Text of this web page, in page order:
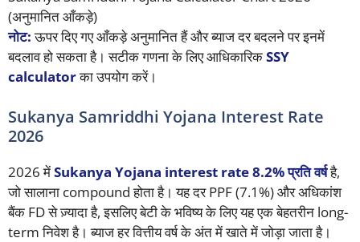
(अनुमानित आँकड़े)
नोट:ऊपर दिए गए आँकड़े अनुमानित हैं और ब्याज दर बदलने पर इनमें
बदलाव हो सकता है। सटीक गणना के लिए आधिकारिकSSY
calculatorका उपयोग करें।
Sukanya Samriddhi Yojana Interest Rate
2026
2026 मेंSukanya Yojana interest rate 8.2% प्रति वर्षहै,
जो सालाना compound होता है। यह दर PPF (7.1%) और अधिकांश
बैंक FD से ज़्यादा है, इसलिए बेटी के भविष्य के लिए यह एक बेहतरीन long-
term निवेश है। ब्याज हर वित्तीय वर्ष के अंत में खाते में जोड़ा जाता है।